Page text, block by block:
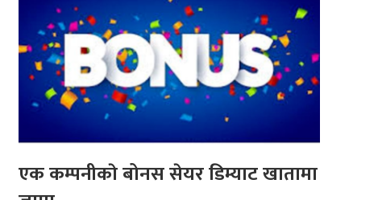
एक कम्पनीकाे बोनस सेयर डिम्याट खातामा